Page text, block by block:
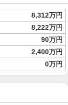
8,312万円
8,222万円
90万円
2,400万円
0万円